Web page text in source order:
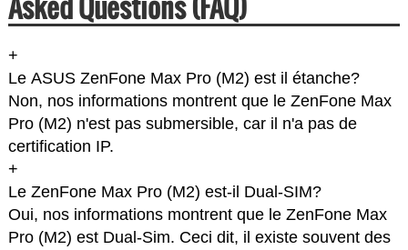
+
Le ASUS ZenFone Max Pro (M2) est il étanche?
Non, nos informations montrent que le ZenFone Max
Pro (M2) n'est pas submersible, car il n'a pas de
certification IP.
+
Le ZenFone Max Pro (M2) est-il Dual-SIM?
Oui, nos informations montrent que le ZenFone Max
Pro (M2) est Dual-Sim. Ceci dit, il existe souvent des